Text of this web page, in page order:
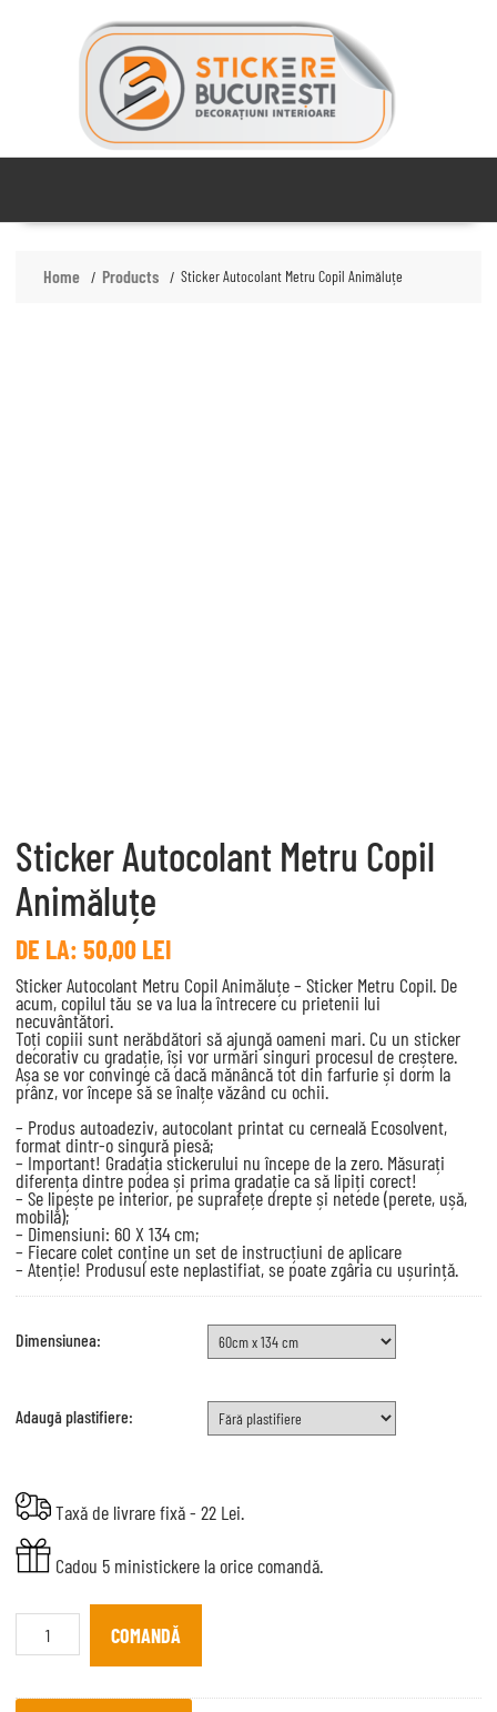
Home Products Sticker Autocolant Metru Copil Animăluțe
Sticker Autocolant Metru Copil
Animăluțe
DE LA: 50,00 LEI
Sticker Autocolant Metru Copil Animăluțe – Sticker Metru Copil. De
acum, copilul tău se va lua la întrecere cu prietenii lui
necuvântători.
Toți copiii sunt nerăbdători să ajungă oameni mari. Cu un sticker
decorativ cu gradație, își vor urmări singuri procesul de creștere.
Așa se vor convinge că dacă mănâncă tot din farfurie și dorm la
prânz, vor începe să se înalțe văzând cu ochii.
– Produs autoadeziv, autocolant printat cu cerneală Ecosolvent,
format dintr-o singură piesă;
– Important! Gradația stickerului nu începe de la zero. Măsurați
diferența dintre podea și prima gradație ca să lipiți corect!
– Se lipește pe interior, pe suprafețe drepte și netede (perete, ușă,
mobilă);
– Dimensiuni: 60 X 134 cm;
– Fiecare colet conține un set de instrucțiuni de aplicare
– Atenție! Produsul este neplastifiat, se poate zgâria cu ușurință.
Dimensiunea:
Adaugă plastifiere:
Taxă de livrare fixă - 22 Lei.
Cadou 5 ministickere la orice comandă.
Sticker
Autocolant
quantity
COMANDĂ